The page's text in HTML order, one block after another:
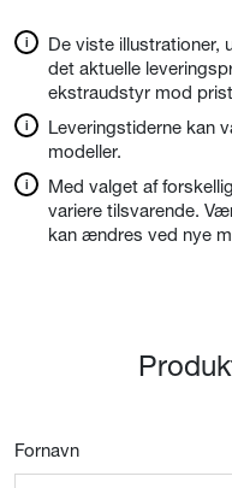
De viste illustrationer,
det aktuelle
ekstraudstyr mod
Leveringstiderne kan
modeller.
Med valget af
variere tilsvarende.
kan ændres ved nye
Fornavn